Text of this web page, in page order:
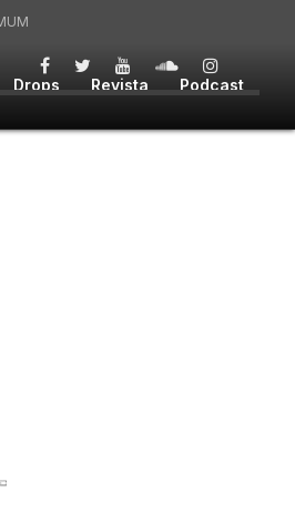
Drops Revista Podcast